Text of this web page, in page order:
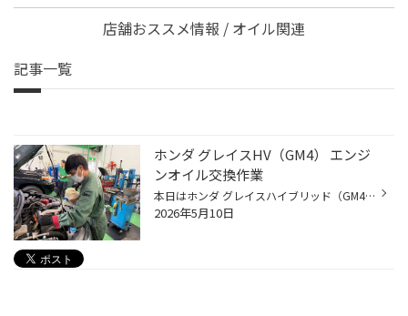
店舗おススメ情報 / オイル関連
記事一覧
ホンダ グレイスHV（GM4） エンジ
ンオイル交換作業
本日はホンダ グレイスハイブリッド（GM4）のエンジンオイル交換作業を実施しました。 エンジンオイル交換のサイクルは、一般的に5000kmまたは半年ごとが理想と言われています。 オイル交換は単純にオイルを入れ替えるだけではなく、車両をリフトアップして下回りを確認しながら作業を進めます。 さ...
2026年5月10日